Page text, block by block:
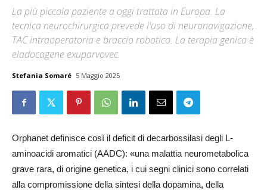
La più piccola paziente a oggi trattata in Europa. La
tecnica neurochirurgica prevede l'uso di neuronavigazione,
TAC intraoperatoria e braccio robotico. La terapia genica è
eladocagene exuparvovec.
Stefania Somaré 5 Maggio 2025
Orphanet definisce così il deficit di decarbossilasi degli L-
aminoacidi aromatici (AADC): «una malattia neurometabolica
grave rara, di origine genetica, i cui segni clinici sono correlati
alla compromissione della sintesi della dopamina, della